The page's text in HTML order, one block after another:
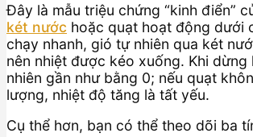
Đây là mẫu triệu chứng “kinh điển”
két nước hoặc quạt hoạt động dưới
chạy nhanh, gió tự nhiên qua két
nên nhiệt được kéo xuống. Khi dừng
nhiên gần như bằng 0; nếu quạt
lượng, nhiệt độ tăng là tất yếu.
Cụ thể hơn, bạn có thể theo dõi ba